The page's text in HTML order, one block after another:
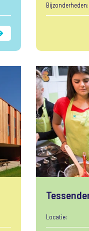
Bijzonderheden:
Locatie: